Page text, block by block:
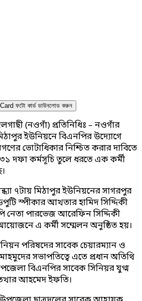
ফটো কার্ড ডাউনলোড করুন
(নওগাঁ) প্রতিনিধিঃ – নওগাঁর
ইউনিয়নে বিএনপির উদ্যোগে
ভোটাধিকার নিশ্চিত করার দাবিতে
দফা কর্মসূচি তুলে ধরতে এক কর্মী
৭টায় মিঠাপুর ইউনিয়নের সাগরপুর
স্পীকার আখতার হামিদ সিদ্দিকী
নেতা পারভেজ আরেফিন সিদ্দিকী
এ কর্মী সম্মেলন অনুষ্ঠিত হয়।
পরিষদের সাবেক চেয়ারম্যান ও
সভাপতিত্বে এতে প্রধান অতিথি
বিএনপির সাবেক সিনিয়র যুগ্ম
আহমেদ ইফতি।